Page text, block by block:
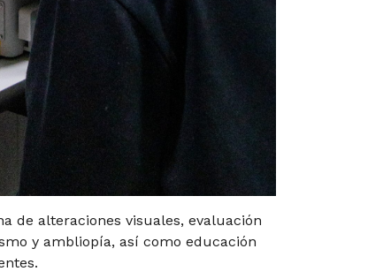
de alteraciones visuales, evaluación
y ambliopía, así como educación